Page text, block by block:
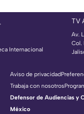
Internacional
TV
Av.
Col.
Aviso de privacidad
Trabaja con nosotros
Defensor de Audiencias y
México